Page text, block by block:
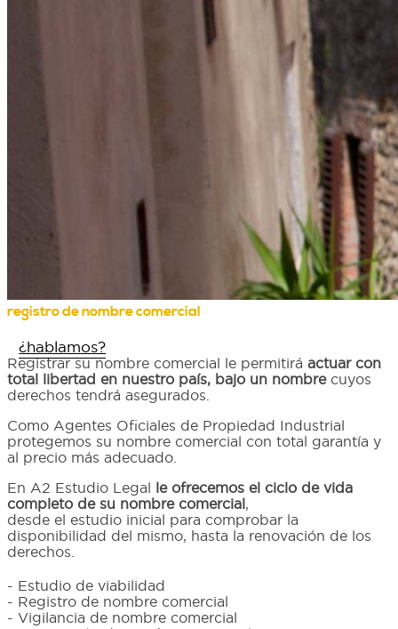
registro de nombre comercial
¿hablamos?
Registrar su nombre comercial le permitirá actuar con
total libertad en nuestro país, bajo un nombrecuyos
derechos tendrá asegurados.
Como Agentes Oficiales de Propiedad Industrial
protegemos su nombre comercial con total garantía y
al precio más adecuado.
En A2 Estudio Legal le ofrecemos el ciclo de vida
completo de su nombre comercial,
desde el estudio inicial para comprobar la
disponibilidad del mismo, hasta la renovación de los
derechos.
- Estudio de viabilidad
- Registro de nombre comercial
- Vigilancia de nombre comercial